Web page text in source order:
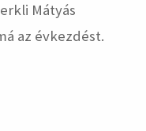
Mátyás
az évkezdést.